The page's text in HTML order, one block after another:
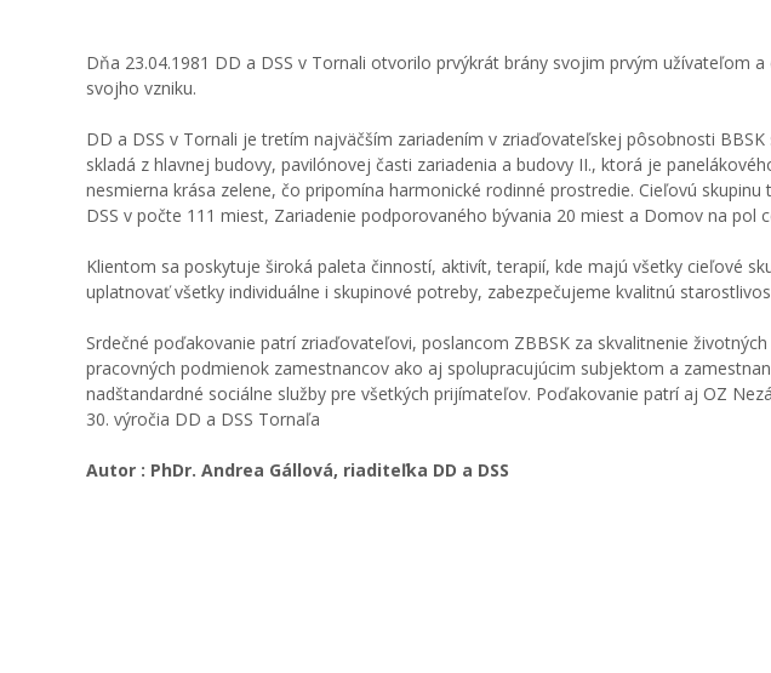
Dňa 23.04.1981 DD a DSS v Tornali otvorilo prvýkrát brány svojim prvým užívateľom
svojho vzniku.
DD a DSS v Tornali je tretím najväčším zariadením v zriaďovateľskej pôsobnosti
skladá z hlavnej budovy, pavilónovej časti zariadenia a budovy II., ktorá je
nesmierna krása zelene, čo pripomína harmonické rodinné prostredie. Cieľovú
DSS v počte 111 miest, Zariadenie podporovaného bývania 20 miest a Domov na pol
Klientom sa poskytuje široká paleta činností, aktivít, terapií, kde majú všetky cieľové
uplatnovať všetky individuálne i skupinové potreby, zabezpečujeme kvalitnú
Srdečné poďakovanie patrí zriaďovateľovi, poslancom ZBBSK za skvalitnenie
pracovných podmienok zamestnancov ako aj spolupracujúcim subjektom a
nadštandardné sociálne služby pre všetkých prijímateľov. Poďakovanie patrí aj OZ
30. výročia DD a DSS Tornaľa
Autor : PhDr. Andrea Gállová, riaditeľka DD a DSS